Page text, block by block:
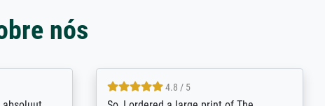
nós
4.8 / 5